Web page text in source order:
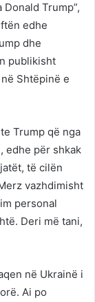
Trump”,
edhe
dhe
publikisht
Shtëpinë e
Trump që nga
edhe për shkak
të cilën
vazhdimisht
personal
Deri më tani,
në Ukrainë i
Ai po